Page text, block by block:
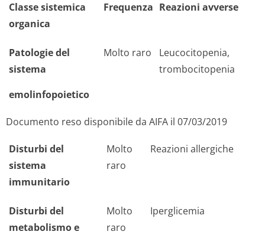
Classe sistemica
organica
Frequenza Reazioni avverse
Patologie del
sistema
emolinfopoietico
Molto raro
Leucocitopenia,
trombocitopenia
Documento reso disponibile da AIFA il 07/03/2019
Disturbi del
sistema
immunitario
Molto
raro
Reazioni allergiche
Disturbi del
metabolismo e
Molto
raro
Iperglicemia